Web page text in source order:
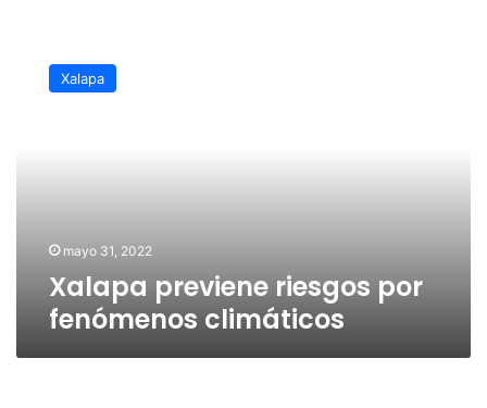
previene
riesgosXalapa
mayo 31, 2022
Xalapa previene riesgos por
fenómenos climáticos